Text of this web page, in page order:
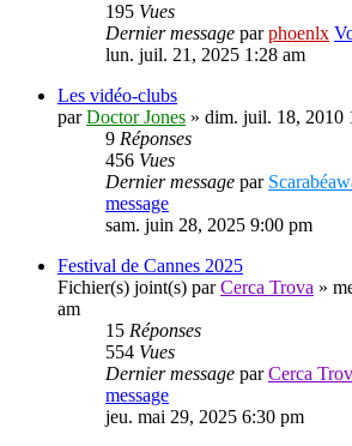
195 Vues
Dernier message parphoenlx
lun. juil. 21, 2025 1:28 am
Les vidéo-clubs
parDoctor Jones » dim. juil. 18, 2010
9 Réponses
456 Vues
Dernier message par
message
sam. juin 28, 2025 9:00 pm
Festival de Cannes 2025
Fichier(s) joint(s) parCerca Trova »
am
15 Réponses
554 Vues
Dernier message parCerca
message
jeu. mai 29, 2025 6:30 pm